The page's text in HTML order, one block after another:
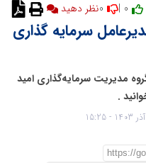
نظر دهید
سرمایه گذاری
مدیریت سرمایه‌گذاری امید
.